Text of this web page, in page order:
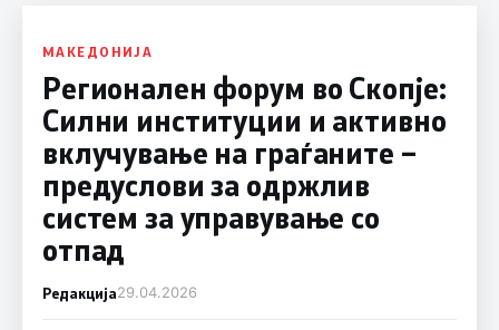
МАКЕДОНИЈА
Регионален форум во Скопје:
Силни институции и активно
вклучување на граѓаните –
предуслови за одржлив
систем за управување со
отпад
Редакција29.04.2026